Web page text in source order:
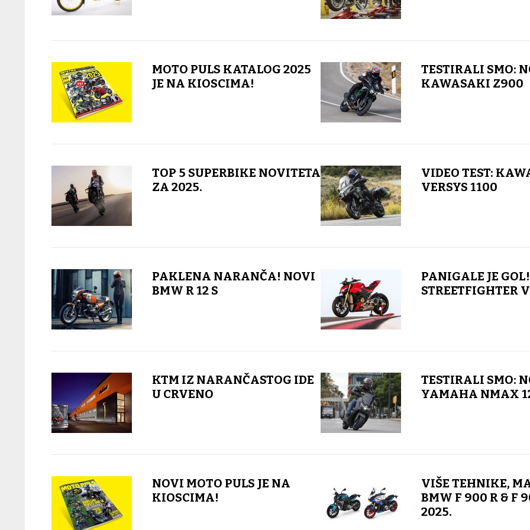
MOTO PULS KATALOG 2025
JE NA KIOSCIMA!
TESTIRALI SMO:
KAWASAKI Z900
TOP 5 SUPERBIKE NOVITETA
ZA 2025.
VIDEO TEST:
VERSYS 1100
PAKLENA NARANČA! NOVI
BMW R 12 S
PANIGALE JE
STREETFIGHTER
KTM IZ NARANČASTOG IDE
U CRVENO
TESTIRALI SMO:
YAMAHA NMAX
NOVI MOTO PULS JE NA
KIOSCIMA!
VIŠE TEHNIKE,
BMW F 900 R & F
2025.